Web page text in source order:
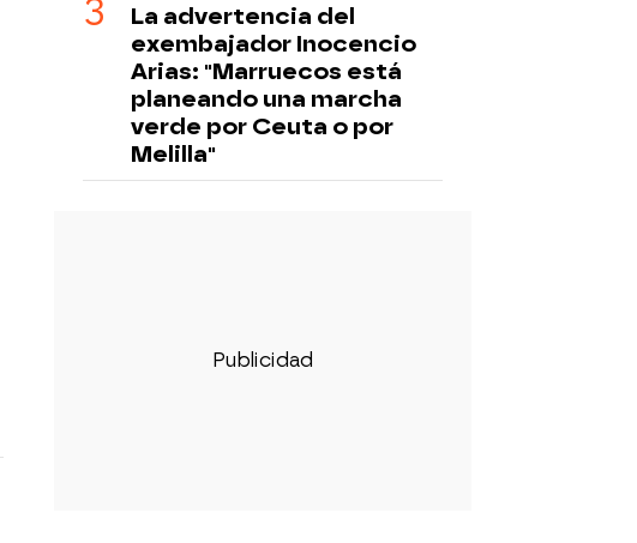
La advertencia del
exembajador Inocencio
Arias: "Marruecos está
planeando una marcha
verde por Ceuta o por
Melilla"